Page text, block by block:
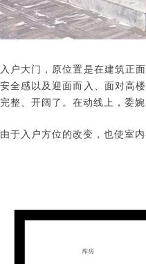
入户大门，原位置是在建筑正
安全感以及迎面而入、面对高
完整、开阔了。在动线上，委
由于入户方位的改变，也使室